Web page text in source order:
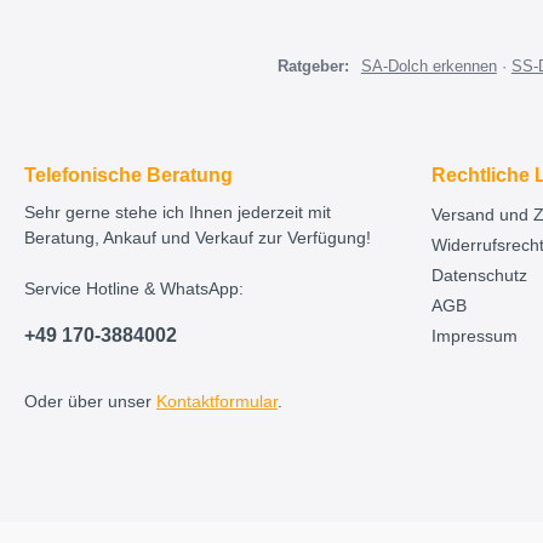
Ratgeber: SA-Dolch erkennen· SS-
Telefonische Beratung
Sehr gerne stehe ich Ihnen jederzeit mit
Beratung, Ankauf und Verkauf zur Verfügung!
Service Hotline & WhatsApp:
+49 170-3884002
Oder über unser Kontaktformular.
Rechtliche
Versand und
Widerrufsrecht
Datenschutz
AGB
Impressum